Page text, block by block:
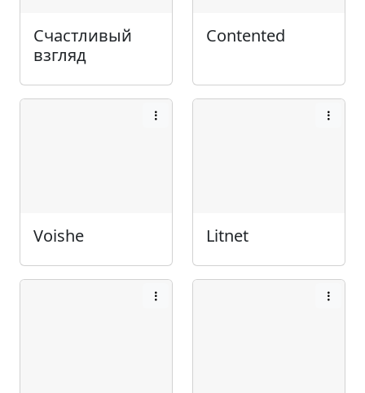
Счастливый
взгляд
Contented
Voishe Litnet